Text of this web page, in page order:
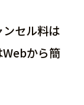
セル料は
から簡